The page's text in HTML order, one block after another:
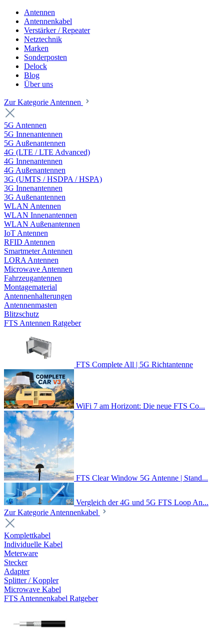
Antennen
Antennenkabel
Verstärker / Repeater
Netztechnik
Marken
Sonderposten
Delock
Blog
Über uns
Zur Kategorie Antennen
5G Antennen
5G Innenantennen
5G Außenantennen
4G (LTE / LTE Advanced)
4G Innenantennen
4G Außenantennen
3G (UMTS / HSDPA / HSPA)
3G Innenantennen
3G Außenantennen
WLAN Antennen
WLAN Innenantennen
WLAN Außenantennen
IoT Antennen
RFID Antennen
Smartmeter Antennen
LORA Antennen
Microwave Antennen
Fahrzeugantennen
Montagematerial
Antennenhalterungen
Antennenmasten
Blitzschutz
FTS Antennen Ratgeber
FTS Complete All | 5G Richtantenne
WiFi 7 am Horizont: Die neue FTS Co...
FTS Clear Window 5G Antenne | Stand...
Vergleich der 4G und 5G FTS Loop An...
Zur Kategorie Antennenkabel
Komplettkabel
Individuelle Kabel
Meterware
Stecker
Adapter
Splitter / Koppler
Microwave Kabel
FTS Antennenkabel Ratgeber